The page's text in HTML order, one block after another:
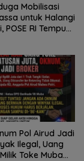
Mobilisasi
untuk Halangi
POSE RI Tempuh
Pol Airud Jadi
Ilegal, Uang
Toke Muba